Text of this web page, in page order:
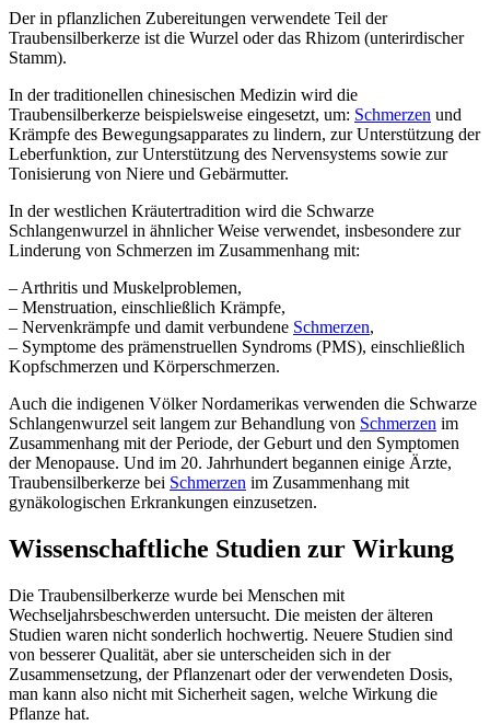
Der in pflanzlichen Zubereitungen verwendete Teil der
Traubensilberkerze ist die Wurzel oder das Rhizom (unterirdischer
Stamm).
In der traditionellen chinesischen Medizin wird die
Traubensilberkerze beispielsweise eingesetzt, um: Schmerzen und
Krämpfe des Bewegungsapparates zu lindern, zur Unterstützung der
Leberfunktion, zur Unterstützung des Nervensystems sowie zur
Tonisierung von Niere und Gebärmutter.
In der westlichen Kräutertradition wird die Schwarze
Schlangenwurzel in ähnlicher Weise verwendet, insbesondere zur
Linderung von Schmerzen im Zusammenhang mit:
– Arthritis und Muskelproblemen,
– Menstruation, einschließlich Krämpfe,
– Nervenkrämpfe und damit verbundene Schmerzen,
– Symptome des prämenstruellen Syndroms (PMS), einschließlich
Kopfschmerzen und Körperschmerzen.
Auch die indigenen Völker Nordamerikas verwenden die Schwarze
Schlangenwurzel seit langem zur Behandlung von Schmerzen im
Zusammenhang mit der Periode, der Geburt und den Symptomen
der Menopause. Und im 20. Jahrhundert begannen einige Ärzte,
Traubensilberkerze bei Schmerzen im Zusammenhang mit
gynäkologischen Erkrankungen einzusetzen.
Wissenschaftliche Studien zur Wirkung
Die Traubensilberkerze wurde bei Menschen mit
Wechseljahrsbeschwerden untersucht. Die meisten der älteren
Studien waren nicht sonderlich hochwertig. Neuere Studien sind
von besserer Qualität, aber sie unterscheiden sich in der
Zusammensetzung, der Pflanzenart oder der verwendeten Dosis,
man kann also nicht mit Sicherheit sagen, welche Wirkung die
Pflanze hat.